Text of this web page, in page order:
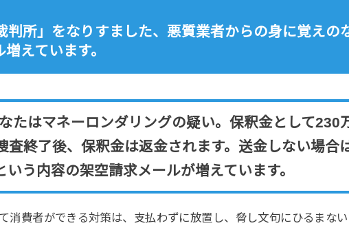
判所」をなりすました、悪質業者からの身に覚えの
えています。
たはマネーロンダリングの疑い。保釈金として230
査終了後、保釈金は返金されます。送金しない場合
いう内容の架空請求メールが増えています。
消費者ができる対策は、支払わずに放置し、脅し文句にひるまない